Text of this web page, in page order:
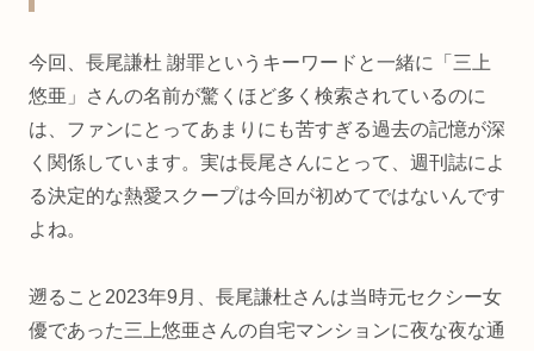
今回、長尾謙杜 謝罪というキーワードと一緒に「三上
悠亜」さんの名前が驚くほど多く検索されているのに
は、ファンにとってあまりにも苦すぎる過去の記憶が深
く関係しています。実は長尾さんにとって、週刊誌によ
る決定的な熱愛スクープは今回が初めてではないんです
よね。
遡ること2023年9月、長尾謙杜さんは当時元セクシー女
優であった三上悠亜さんの自宅マンションに夜な夜な通